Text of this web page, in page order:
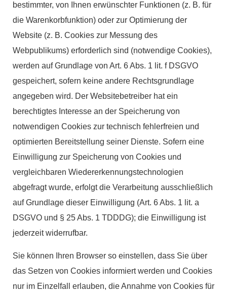
bestimmter, von Ihnen erwünschter Funktionen (z. B. für
die Warenkorbfunktion) oder zur Optimierung der
Website (z. B. Cookies zur Messung des
Webpublikums) erforderlich sind (notwendige Cookies),
werden auf Grundlage von Art. 6 Abs. 1 lit. f DSGVO
gespeichert, sofern keine andere Rechtsgrundlage
angegeben wird. Der Websitebetreiber hat ein
berechtigtes Interesse an der Speicherung von
notwendigen Cookies zur technisch fehlerfreien und
optimierten Bereitstellung seiner Dienste. Sofern eine
Einwilligung zur Speicherung von Cookies und
vergleichbaren Wiedererkennungstechnologien
abgefragt wurde, erfolgt die Verarbeitung ausschließlich
auf Grundlage dieser Einwilligung (Art. 6 Abs. 1 lit. a
DSGVO und § 25 Abs. 1 TDDDG); die Einwilligung ist
jederzeit widerrufbar.
Sie können Ihren Browser so einstellen, dass Sie über
das Setzen von Cookies informiert werden und Cookies
nur im Einzelfall erlauben, die Annahme von Cookies für